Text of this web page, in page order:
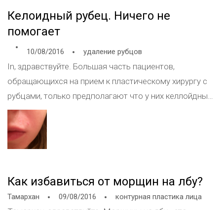
Келоидный рубец. Ничего не
помогает
10/08/2016 удаление рубцов
In, здравствуйте. Большая часть пациентов,
обращающихся на прием к пластическому хирургу с
рубцами, только предполагают что у них келлойдный
рубец, но ведь есть ещё и гипертрофированные
рубцы. Диагноз келлойдный рубец ( если есть
клинические "сомнения" и не только) выставляется
варианта лечения: хирургическое, консервативное и
комбинированное. НО!!!! пациент должен знать ,
Как избавиться от морщин на лбу?
Тамархан 09/08/2016 контурная пластика лица